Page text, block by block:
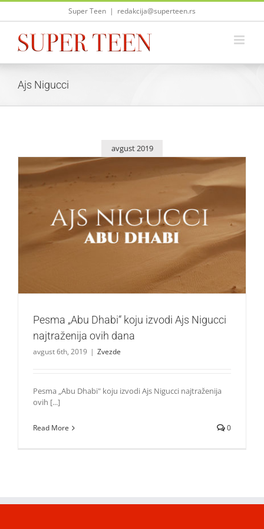
Skip
Super Teen | redakcija@superteen.rs
Ajs Nigucci
avgust 2019
Pesma „Abu Dhabi“ koju izvodi Ajs Nigucci najtraženija
ovih dana
Pesma „Abu Dhabi“ koju izvodi Ajs Nigucci
najtraženija ovih dana
avgust 6th, 2019 | Zvezde
Pesma „Abu Dhabi" koju izvodi Ajs Nigucci najtraženija
ovih [...]
Read More 0